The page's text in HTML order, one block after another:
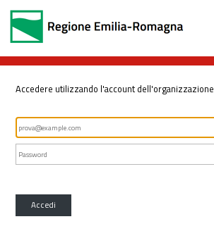
Accedere utilizzando l'account dell'organizzazione
Accedi